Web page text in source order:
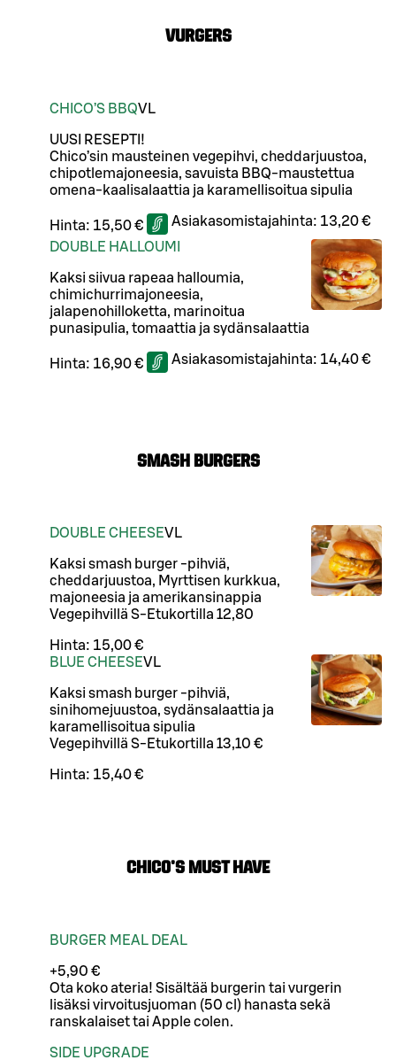
VURGERS
CHICO’S BBQVL
UUSI RESEPTI!
Chico’sin mausteinen vegepihvi, cheddarjuustoa,
chipotlemajoneesia, savuista BBQ-maustettua
omena-kaalisalaattia ja karamellisoitua sipulia
Hinta: 15,50 € Asiakasomistajahinta: 13,20 €
DOUBLE HALLOUMI
Kaksi siivua rapeaa halloumia,
chimichurrimajoneesia,
jalapenohilloketta, marinoitua
punasipulia, tomaattia ja sydänsalaattia
Hinta: 16,90 € Asiakasomistajahinta: 14,40 €
SMASH BURGERS
DOUBLE CHEESEVL
Kaksi smash burger -pihviä,
cheddarjuustoa, Myrttisen kurkkua,
majoneesia ja amerikansinappia
Vegepihvillä S-Etukortilla 12,80
Hinta: 15,00 €
BLUE CHEESEVL
Kaksi smash burger -pihviä,
sinihomejuustoa, sydänsalaattia ja
karamellisoitua sipulia
Vegepihvillä S-Etukortilla 13,10 €
Hinta: 15,40 €
CHICO'S MUST HAVE
BURGER MEAL DEAL
+5,90 €
Ota koko ateria! Sisältää burgerin tai vurgerin
lisäksi virvoitusjuoman (50 cl) hanasta sekä
ranskalaiset tai Apple colen.
SIDE UPGRADE